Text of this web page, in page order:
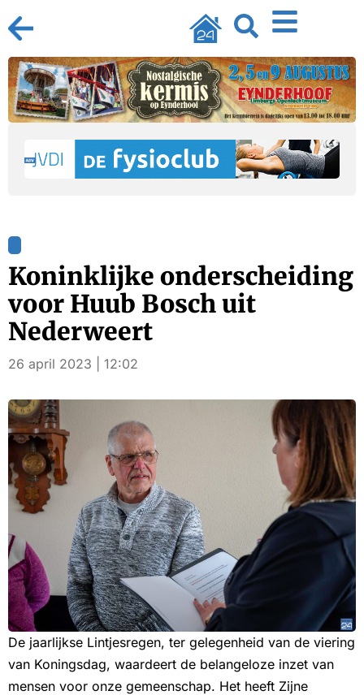
Koninklijke onderscheiding
voor Huub Bosch uit
Nederweert
26 april 2023 | 12:02
De jaarlijkse Lintjesregen, ter gelegenheid van de viering
van Koningsdag, waardeert de belangeloze inzet van
mensen voor onze gemeenschap. Het heeft Zijne